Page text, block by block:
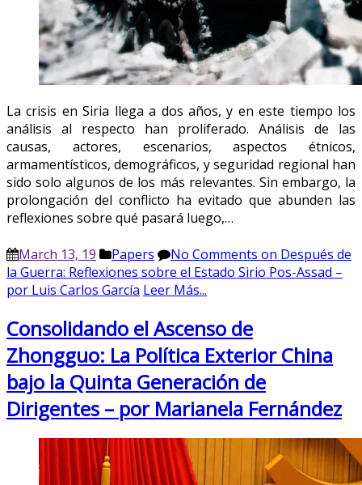
La crisis en Siria llega a dos años, y en este tiempo los
análisis al respecto han proliferado. Análisis de las
causas, actores, escenarios, aspectos étnicos,
armamentísticos, demográficos, y seguridad regional han
sido solo algunos de los más relevantes. Sin embargo, la
prolongación del conflicto ha evitado que abunden las
reflexiones sobre qué pasará luego,…
March 13, 19 Papers No Comments on Después de
la Guerra: Reflexiones sobre el Estado Sirio Pos-Assad –
por Luis Carlos García Leer Más...
Consolidando el Ascenso de
Zhongguo: La Política Exterior China
bajo la Quinta Generación de
Dirigentes – por Marianela Fernández